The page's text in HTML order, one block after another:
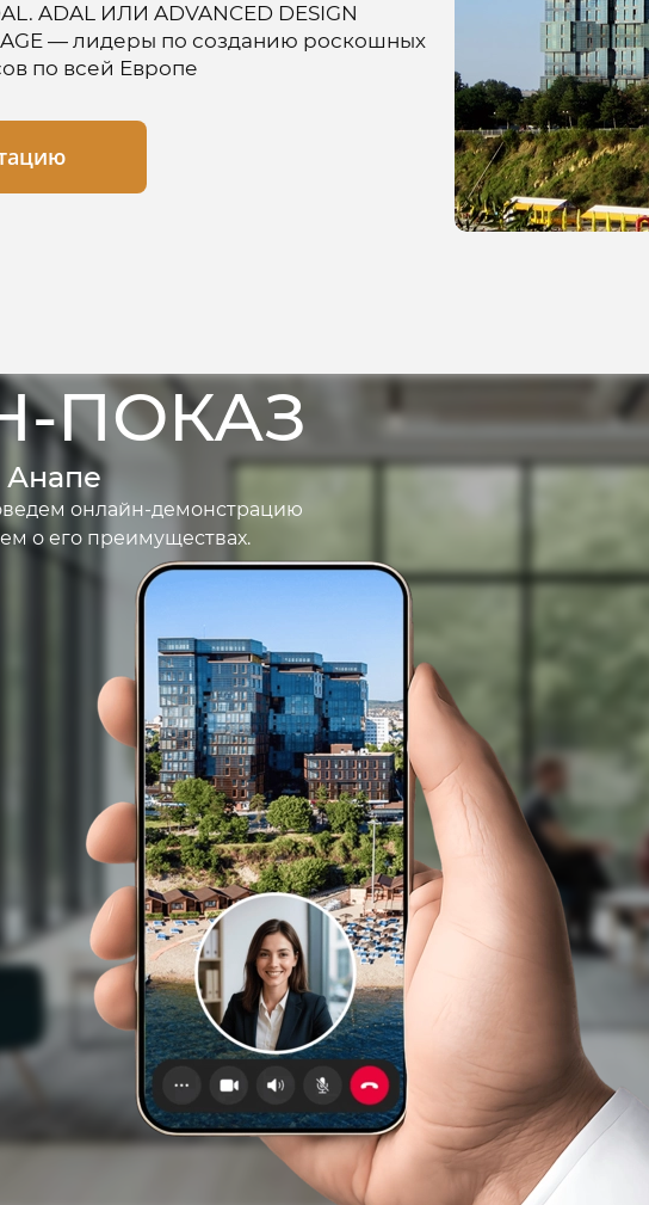
ADAL ИЛИ ADVANCED DESIGN
— лидеры по созданию роскошных
по всей Европе
ПОКАЗ
Анапе
онлайн-демонстрацию
о его преимуществах.